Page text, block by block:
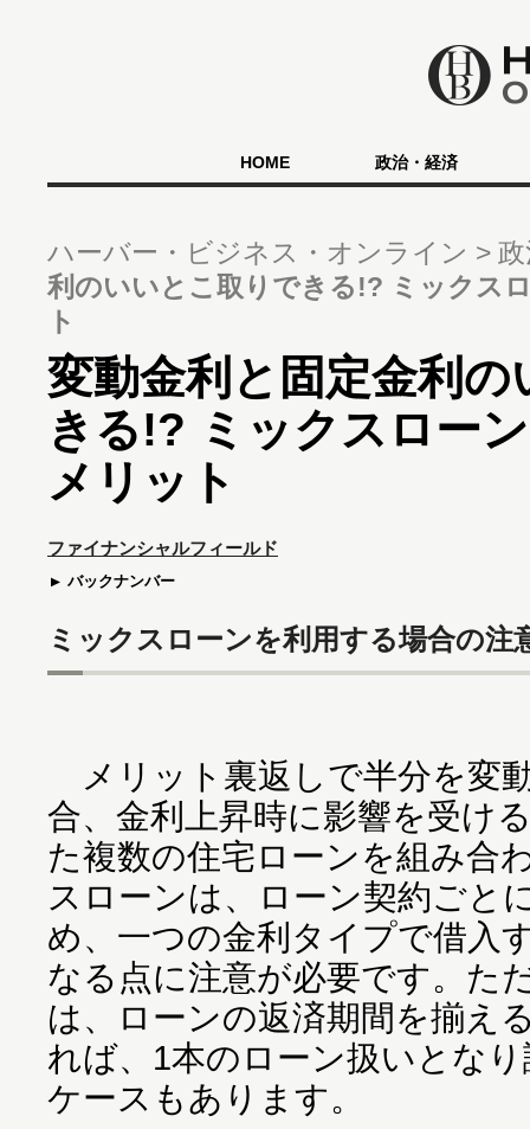
HOME 政治・経済
ハーバー・ビジネス・オンライン
利のいいとこ取りできる!? ミックス
ト
変動金利と固定金利
きる!? ミックスロー
メリット
ファイナンシャルフィールド
バックナンバー
ミックスローンを利用する場合の注
メリット裏返しで半分を変
合、金利上昇時に影響を受け
た複数の住宅ローンを組み合
スローンは、ローン契約ごと
め、一つの金利タイプで借入
なる点に注意が必要です。た
は、ローンの返済期間を揃え
れば、1本のローン扱いとな
ケースもあります。